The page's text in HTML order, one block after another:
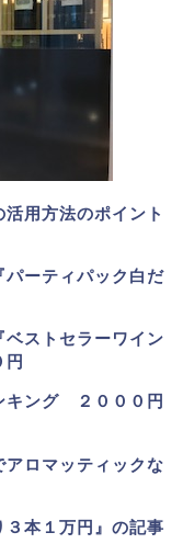
用方法のポイント
ーティパック白だ
ストセラーワイン
円
キング ２０００円
ロマッティックな
本１万円』の記事